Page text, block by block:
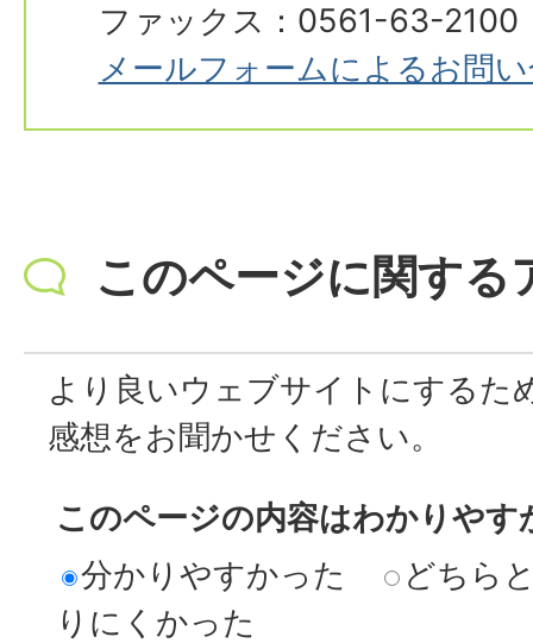
ファックス：0561-63-2100
メールフォームによるお問
このページに関する
より良いウェブサイトにするた
感想をお聞かせください。
このページの内容はわかりやす
分かりやすかった
どちら
りにくかった